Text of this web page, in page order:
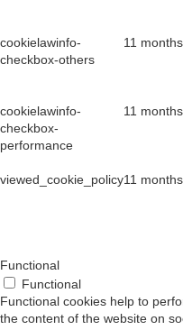
cookielawinfo-
checkbox-others
11 months
cookielawinfo-
checkbox-
performance
11 months
viewed_cookie_policy11 months
Functional
Functional
Functional cookies help to
the content of the website on